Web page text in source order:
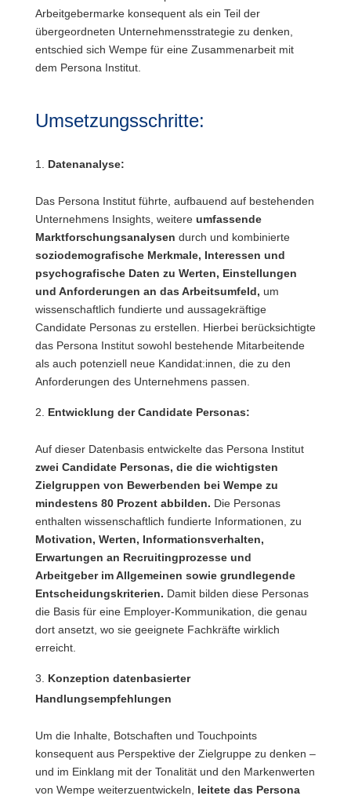
Arbeitgebermarke konsequent als ein Teil der
übergeordneten Unternehmensstrategie zu denken,
entschied sich Wempe für eine Zusammenarbeit mit
dem Persona Institut.
Umsetzungsschritte:
Datenanalyse:
Das Persona Institut führte, aufbauend auf bestehenden
Unternehmens Insights, weitere umfassende
Marktforschungsanalysen durch und kombinierte
soziodemografische Merkmale, Interessen und
psychografische Daten zu Werten, Einstellungen
und Anforderungen an das Arbeitsumfeld, um
wissenschaftlich fundierte und aussagekräftige
Candidate Personas zu erstellen. Hierbei berücksichtigte
das Persona Institut sowohl bestehende Mitarbeitende
als auch potenziell neue Kandidat:innen, die zu den
Anforderungen des Unternehmens passen.
Entwicklung der Candidate Personas:
Auf dieser Datenbasis entwickelte das Persona Institut
zwei Candidate Personas, die die wichtigsten
Zielgruppen von Bewerbenden bei Wempe zu
mindestens 80 Prozent abbilden. Die Personas
enthalten wissenschaftlich fundierte Informationen, zu
Motivation, Werten, Informationsverhalten,
Erwartungen an Recruitingprozesse und
Arbeitgeber im Allgemeinen sowie grundlegende
Entscheidungskriterien. Damit bilden diese Personas
die Basis für eine Employer-Kommunikation, die genau
dort ansetzt, wo sie geeignete Fachkräfte wirklich
erreicht.
Konzeption datenbasierter
Handlungsempfehlungen
Um die Inhalte, Botschaften und Touchpoints
konsequent aus Perspektive der Zielgruppe zu denken –
und im Einklang mit der Tonalität und den Markenwerten
von Wempe weiterzuentwickeln, leitete das Persona